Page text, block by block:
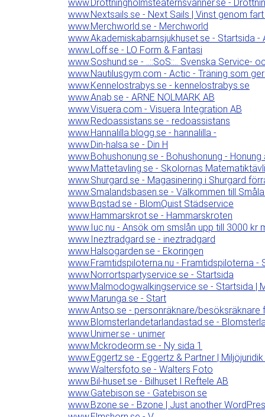
www.Drottningholmsteaternsvanner.se -
www.Nextsails.se - Next Sails | Vinst genom
www.Merchworld.se - Merchworld
www.Akademiskabarnsjukhuset.se - Startsida -
www.Loff.se - LO Form & Fantasi
www.Soshund.se - ..::SoS::.. Svenska Service-
www.Nautilusgym.com - Actic - Träning som
www.Kennelostrabys.se - kennelostrabys.se
www.Anab.se - ARNE NOLMARK AB
www.Visuera.com - Visuera Integration AB
www.Redoassistans.se - redoassistans
www.Hannalilla.blogg.se - hannalilla -
www.Din-halsa.se - Din H
www.Bohushonung.se - Bohushonung -
www.Mattetavling.se - Skolornas
www.Shurgard.se - Magasinering i Shurgard
www.Smalandsbasen.se - Välkommen till
www.Bqstad.se - BlomQuist Städservice
www.Hammarskrot.se - Hammarskroten
www.Iuc.nu - Ansök om smslån upp till 3000 kr
www.Ineztradgard.se - ineztradgard
www.Halsogarden.se - Ekoringen
www.Framtidspiloterna.nu - Framtidspiloterna -
www.Norrortspartyservice.se - Startsida
www.Malmodogwalkingservice.se - Startsida |
www.Marunga.se - Start
www.Antso.se - personräknare/besöksräknare
www.Blomsterlandetarlandastad.se -
www.Unimer.se - unimer
www.Mckrodeorm.se - Ny sida 1
www.Eggertz.se - Eggertz & Partner |
www.Waltersfoto.se - Walters Foto
www.Bil-huset.se - Bilhuset I Reftele AB
www.Gatebison.se - Gatebison.se
www.Bzone.se - Bzone | Just another